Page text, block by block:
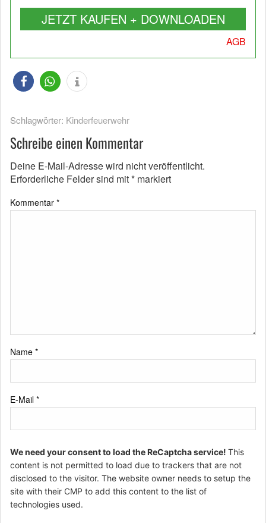
JETZT KAUFEN + DOWNLOADEN
AGB
Schlagwörter: Kinderfeuerwehr
Schreibe einen Kommentar
Deine E-Mail-Adresse wird nicht veröffentlicht.
Erforderliche Felder sind mit* markiert
Kommentar *
Name *
E-Mail *
We need your consent to load the ReCaptcha service! This
content is not permitted to load due to trackers that are not
disclosed to the visitor. The website owner needs to setup the
site with their CMP to add this content to the list of
technologies used.